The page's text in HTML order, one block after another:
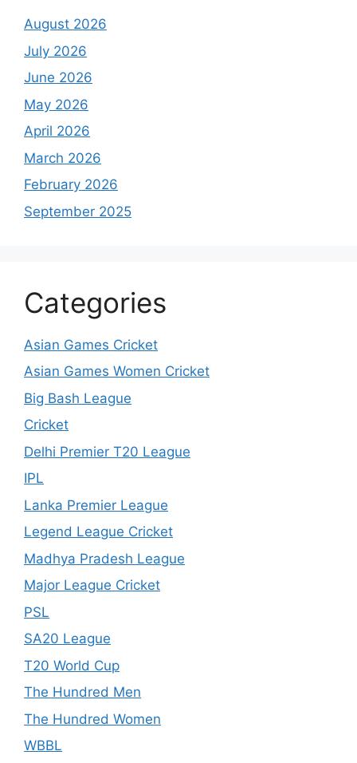
August 2026
July 2026
June 2026
May 2026
April 2026
March 2026
February 2026
September 2025
Categories
Asian Games Cricket
Asian Games Women Cricket
Big Bash League
Cricket
Delhi Premier T20 League
IPL
Lanka Premier League
Legend League Cricket
Madhya Pradesh League
Major League Cricket
PSL
SA20 League
T20 World Cup
The Hundred Men
The Hundred Women
WBBL